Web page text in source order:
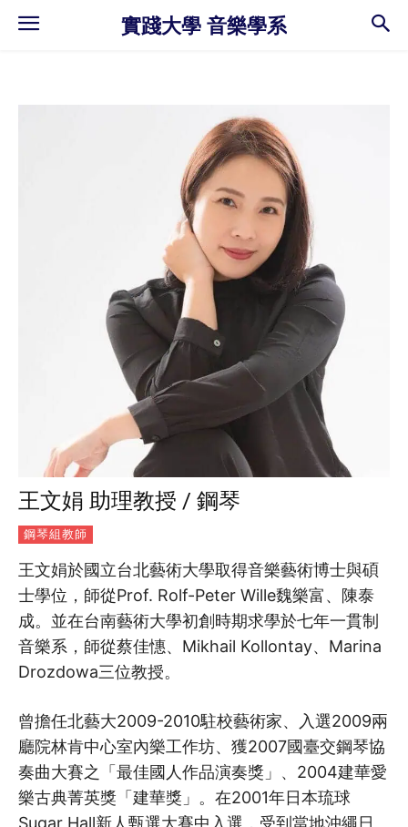
實踐大學 音樂學系
王文娟 助理教授 / 鋼琴
鋼琴組教師
王文娟於國立台北藝術大學取得音樂藝術博士與碩
士學位，師從Prof. Rolf-Peter Wille魏樂富、陳泰
成。並在台南藝術大學初創時期求學於七年一貫制
音樂系，師從蔡佳憓、Mikhail Kollontay、Marina
Drozdowa三位教授。
曾擔任北藝大2009-2010駐校藝術家、入選2009兩
廳院林肯中心室內樂工作坊、獲2007國臺交鋼琴協
奏曲大賽之「最佳國人作品演奏獎」、2004建華愛
樂古典菁英獎「建華獎」。在2001年日本琉球
Sugar Hall新人甄選大賽中入選，受到當地沖繩日